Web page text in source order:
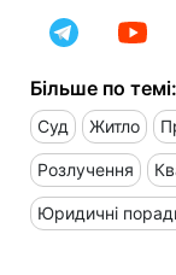
Більше по темі:
Суд Житло
Розлучення
Юридичні